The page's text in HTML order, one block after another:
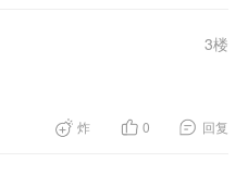
3楼
炸 0 回复